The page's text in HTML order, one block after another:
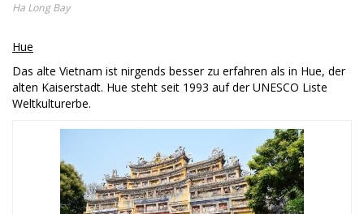
Ha Long Bay
Hue
Das alte Vietnam ist nirgends besser zu erfahren als in Hue, der
alten Kaiserstadt. Hue steht seit 1993 auf der UNESCO Liste
Weltkulturerbe.